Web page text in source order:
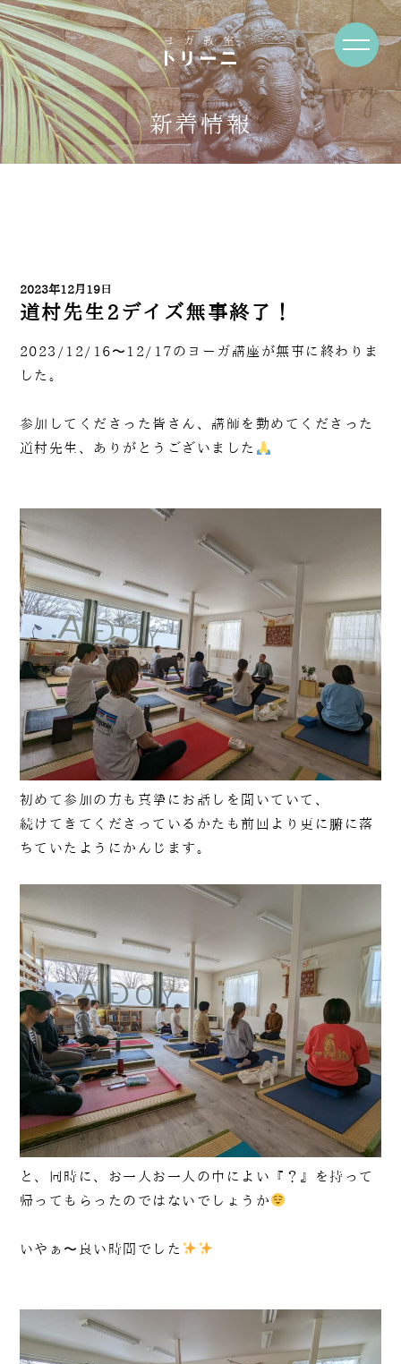
新着情報
News・Blog
2023年12月19日
道村先生2デイズ無事終了！
2023/12/16〜12/17のヨーガ講座が無事に終わりま
した。
参加してくださった皆さん、講師を勤めてくださった
道村先生、ありがとうございました
初めて参加の方も真摯にお話しを聞いていて、
続けてきてくださっているかたも前回より更に腑に落
ちていたようにかんじます。
と、同時に、お一人お一人の中によい『？』を持って
帰ってもらったのではないでしょうか
いやぁ〜良い時間でした